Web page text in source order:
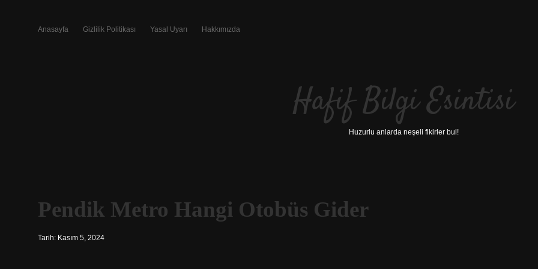
Anasayfa Gizlilik Politikası Yasal Uyarı Hakkımızda
Hafif Bilgi Esintisi
Huzurlu anlarda neşeli fikirler bul!
Pendik Metro Hangi Otobüs Gider
Tarih: Kasım 5, 2024